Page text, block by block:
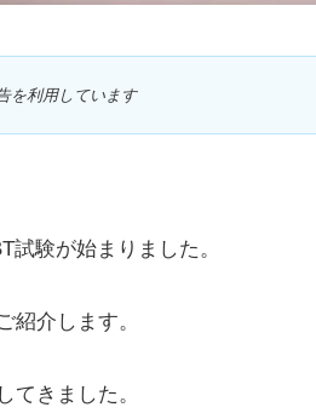
を利用しています
試験が始まりました。
紹介します。
てきました。